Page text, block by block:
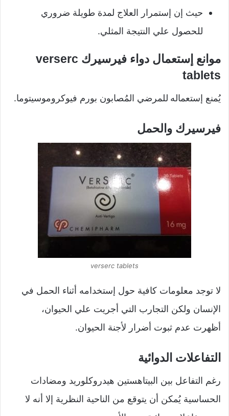
حيث إن إستمرار العلاج لمدة طويلة ضروري
للحصول علي النتيجة المثلي.
موانع إستعمال دواء فيرسيرك verserc
tablets
يُمنع إستعماله للمرضي المُصابون بورم فيوكروموسيتوما.
فيرسيرك والحمل
verserc tablets
لا توجد معلومات كافية حول إستخدامه أثناء الحمل في
الإنسان ولكن التجارب التي أجريت علي الحيوان،
أظهرت عدم ثبوت أضرار لأجنة الحيوان.
التفاعلات الدوائية
رغم التفاعل بين البيتاهستين هيدروكلوريد ومضادات
الحساسية يُمكن أن يتوقع من الناحية النظرية إلا أنه لا